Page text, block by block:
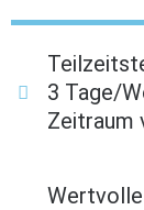
3 Tage/
Zeitraum
Wertvolle